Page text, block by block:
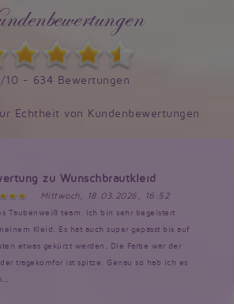
10 - 634 Bewertungen
Echtheit von Kundenbewertungen
zu Wunschbrautkleid
Mittwoch, 18.03.2026, 16:52
Taubenweiß team, Ich bin sehr begeistert
Kleid. Es hat auch super gepasst bis auf
etwas gekürzt werden. Die Farbe war der
tragekomfor ist spitze. Genau so hab ich es